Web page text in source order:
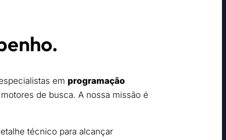
em programação
de busca. A nossa missão é
técnico para alcançar